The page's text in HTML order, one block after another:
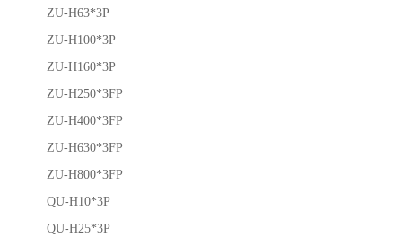
ZU-H63*3P
ZU-H100*3P
ZU-H160*3P
ZU-H250*3FP
ZU-H400*3FP
ZU-H630*3FP
ZU-H800*3FP
QU-H10*3P
QU-H25*3P